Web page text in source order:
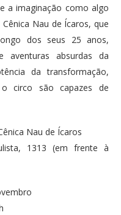
a imaginação como algo
Nau de Ícaros, que
dos seus 25 anos,
aventuras absurdas da
da transformação,
circo são capazes de
Nau de Ícaros
1313 (em frente à